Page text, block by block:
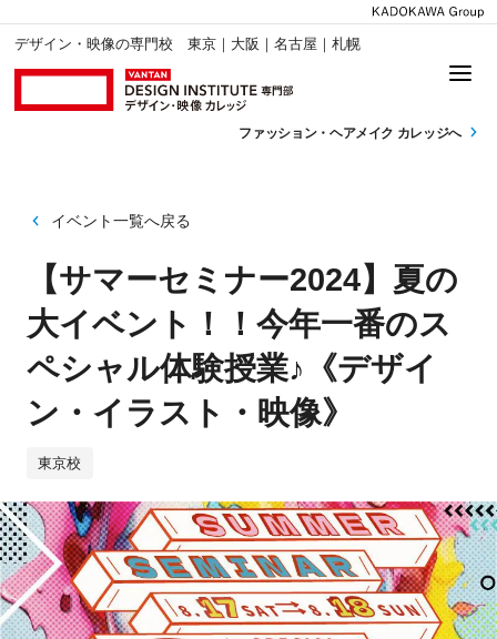
デザイン・映像の専門校 東京｜大阪｜名古屋｜札幌
ファッション・ ヘアメイク カレッジへ
イベント一覧へ戻る
【サマーセミナー2024】夏の
大イベント！！今年一番のス
ペシャル体験授業♪《デザイ
ン・イラスト・映像》
東京校